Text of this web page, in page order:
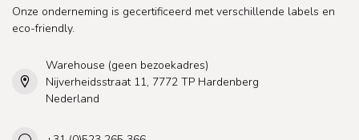
Onze onderneming is gecertificeerd met verschillende labels en
eco-friendly.
Warehouse (geen bezoekadres)
Nijverheidsstraat 11, 7772 TP Hardenberg
Nederland